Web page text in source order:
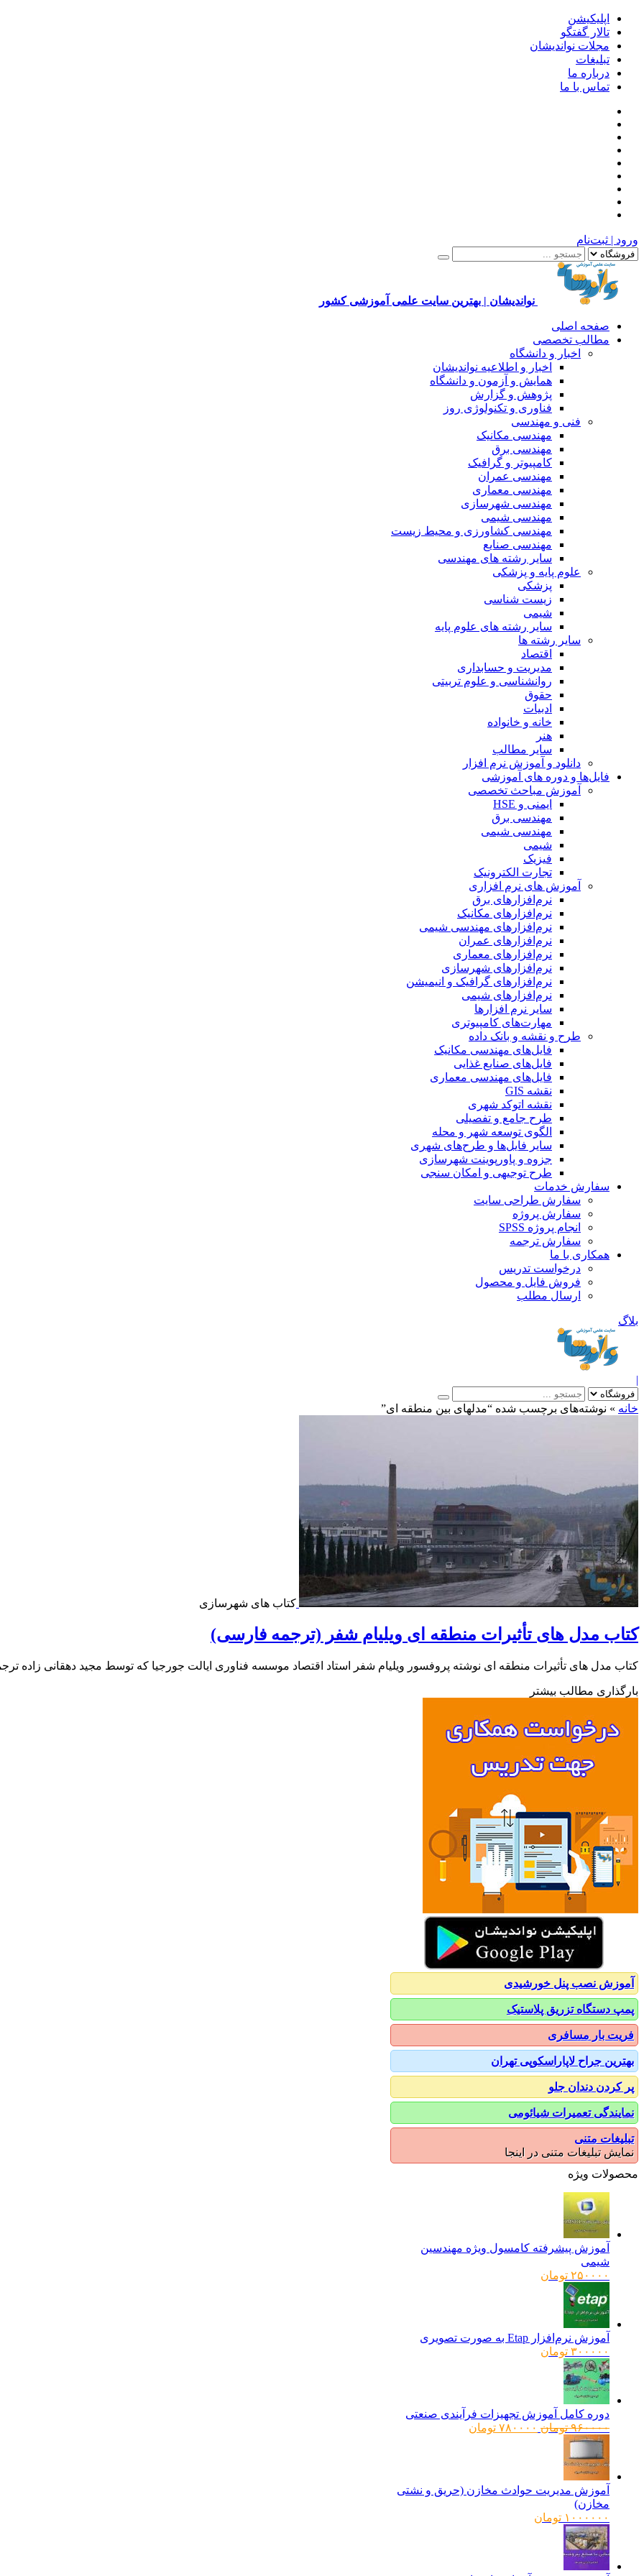
اپلیکیشن
تالار گفتگو
مجلات نواندیشان
تبلیغات
درباره ما
تماس با ما
ورود | ثبت‌نام
نواندیشان | بهترین سایت علمی آموزشی کشور
صفحه اصلی
مطالب تخصصی
اخبار و دانشگاه
اخبار و اطلاعیه نواندیشان
همایش و آزمون و دانشگاه
پژوهش و گزارش
فناوری و تکنولوژی روز
فنی و مهندسی
مهندسی مکانیک
مهندسی برق
کامپیوتر و گرافیک
مهندسی عمران
مهندسی معماری
مهندسی شهرسازی
مهندسی شیمی
مهندسی کشاورزی و محیط زیست
مهندسی صنایع
سایر رشته های مهندسی
علوم پایه و پزشکی
پزشکی
زیست شناسی
شیمی
سایر رشته های علوم پایه
سایر رشته ها
اقتصاد
مدیریت و حسابداری
روانشناسی و علوم تربیتی
حقوق
ادبیات
خانه و خانواده
هنر
سایر مطالب
دانلود و آموزش نرم افزار
فایل‌ها و دوره های آموزشی
آموزش مباحث تخصصی
ایمنی و HSE
مهندسی برق
مهندسی شیمی
شیمی
فیزیک
تجارت الکترونیک
آموزش های نرم افزاری
نرم‌افزارهای برق
نرم‌افزارهای مکانیک
نرم‌افزارهای مهندسی شیمی
نرم‌افزارهای عمران
نرم‌افزارهای معماری
نرم‌افزارهای شهرسازی
نرم‌افزارهای گرافیک و انیمیشن
نرم‌افزارهای شیمی
سایر نرم افزارها
مهارت‌های کامپیوتری
طرح و نقشه و بانک داده
فایل‌های مهندسی مکانیک
فایل‌های صنایع غذایی
فایل‌های مهندسی معماری
نقشه GIS
نقشه اتوکد شهری
طرح جامع و تفصیلی
الگوی توسعه شهر و محله
سایر فایل‌ها و طرح‌های شهری
جزوه و پاورپوینت شهرسازی
طرح توجیهی و امکان سنجی
سفارش خدمات
سفارش طراحی سایت
سفارش پروژه
انجام پروژه SPSS
سفارش ترجمه
همکاری با ما
درخواست تدریس
فروش فایل و محصول
ارسال مطلب
بلاگ
|
خانه » نوشته‌های برچسب شده “مدلهای بین منطقه ای”
کتاب های شهرسازی
کتاب مدل های تأثیرات منطقه ای ویلیام شفر (ترجمه فارسی)
کتاب مدل های تأثیرات منطقه ای نوشته پروفسور ویلیام شفر استاد اقتصاد موسسه فناوری ایالت جورجیا که توسط مجید دهقانی زاده
بارگذاری مطالب بیشتر
آموزش نصب پنل خورشیدی
پمپ دستگاه تزریق پلاستیک
فریت بار مسافری
بهترین جراح لاپاراسکوپی تهران
پر کردن دندان جلو
نمایندگی تعمیرات شیائومی
تبلیغات متنی
نمایش تبلیغات متنی در اینجا
محصولات ویژه
آموزش پیشرفته کامسول ویژه مهندسین
شیمی
۲۵۰۰۰۰ تومان
آموزش نرم‌افزار Etap به صورت تصویری
۳۰۰۰۰۰ تومان
دوره کامل آموزش تجهیزات فرآیندی صنعتی
۹۶۰۰۰۰ تومان قیمت
۷۸۰۰۰۰ تومان
آموزش مدیریت حوادث مخازن (حریق و نشتی
مخازن)
۱۰۰۰۰۰۰ تومان